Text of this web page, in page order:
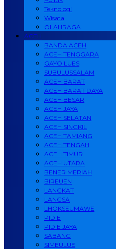
Teknologi
Wisata
OLAHRAGA
ACEH
BANDA ACEH
ACEH TENGGARA
GAYO LUES
SUBULUSSALAM
ACEH BARAT
ACEH BARAT DAYA
ACEH BESAR
ACEH JAYA
ACEH SELATAN
ACEH SINGKIL
ACEH TAMIANG
ACEH TENGAH
ACEH TIMUR
ACEH UTARA
BENER MERIAH
BIREUEN
LANGKAT
LANGSA
LHOKSEUMAWE
PIDIE
PIDIE JAYA
SABANG
SIMEULUE